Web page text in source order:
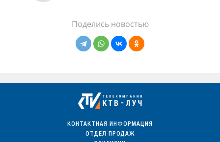
Поделись новостью
КОНТАКТНАЯ ИНФОРМАЦИЯ
ОТДЕЛ ПРОДАЖ